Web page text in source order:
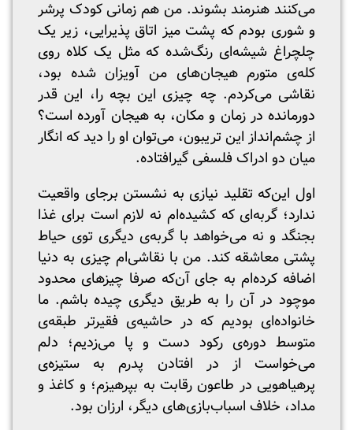
می‌کنند هنرمند بشوند. من هم زمانی کودک پرشر
و شوری بودم که پشت میز اتاق پذیرایی، زیر یک
چلچراغ شیشه‌ای رنگ‌شده که مثل یک کلاه روی
کله‌ی متورم هیجان‌های من آویزان شده بود،
نقاشی می‌کردم. چه چیزی این بچه را، این قدر
دورمانده در زمان و مکان، به هیجان آورده است؟
از چشم‌انداز این تریبون، می‌توان او را دید که انگار
میان دو ادراک فلسفی گیرافتاده.
اول این‌که تقلید نیازی به نشستن برجای واقعیت
ندارد؛ گربه‌ای که کشیده‌ام نه لازم است برای غذا
بجنگد و نه می‌خواهد با گربه‌ی دیگری توی حیاط
پشتی معاشقه کند. من با نقاشی‌ام چیزی به دنیا
اضافه کرده‌ام به جای آن‌که صرفا چیزهای محدود
موچود در آن را به طریق دیگری چیده باشم. ما
خانواده‌ای بودیم که در حاشیه‌ی فقیرتر طبقه‌ی
متوسط دوره‌ی رکود دست و پا می‌زدیم؛ دلم
می‌خواست از در افتادن پدرم به ستیزه‌ی
پرهیاهویی در طاعون رقابت به بپرهیزم؛ و کاغذ و
مداد، خلاف اسباب‌بازی‌های دیگر، ارزان بود.